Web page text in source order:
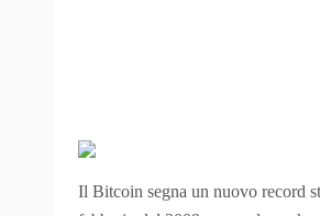
Il Bitcoin segna un nuovo record